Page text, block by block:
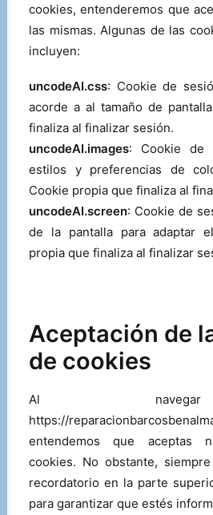
cookies, entenderemos que
las mismas. Algunas de las
incluyen:
uncodeAI.css: Cookie de
acorde a al tamaño de
finaliza al finalizar sesión.
uncodeAI.images: Cookie de
estilos y preferencias de
Cookie propia que finaliza al
uncodeAI.screen: Cookie de
de la pantalla para adaptar
propia que finaliza al finalizar
Aceptación de
de cookies
Al
https://
entendemos que aceptas
cookies. No obstante,
recordatorio en la parte
para garantizar que estés